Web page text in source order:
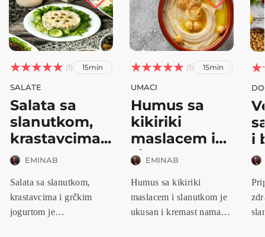


 (1) 15min
SALATE
Salata sa
slanutkom,
krastavcima...
EMINAB
Salata sa slanutkom,
krastavcima i grčkim
jogurtom je


 (1) 15min
UMACI
Humus sa
kikiriki
maslacem i
slan...
EMINAB
Humus sa kikiriki
maslacem i slanutkom je
ukusan i kremast namaz
i